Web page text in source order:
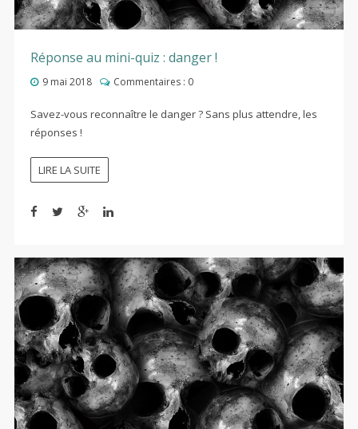
Réponse au mini-quiz : danger !
9 mai 2018 Commentaires : 0
Savez-vous reconnaître le danger ? Sans plus attendre, les
réponses !
LIRE LA SUITE